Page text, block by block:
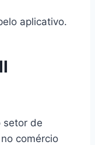
aplicativo.
setor de
comércio